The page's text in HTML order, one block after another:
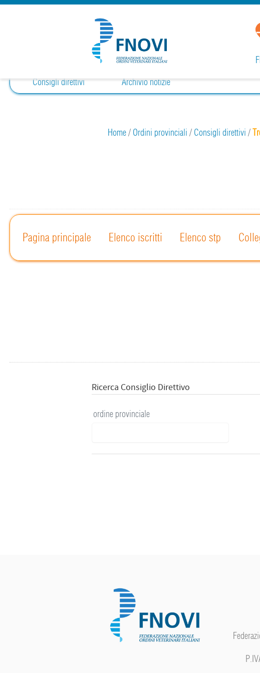
Consigli direttivi
Archivio notizie
Home/ Ordini provinciali / Consigli direttivi /
Pagina principale Elenco iscritti Elenco stp
Ricerca Consiglio Direttivo
ordine provinciale